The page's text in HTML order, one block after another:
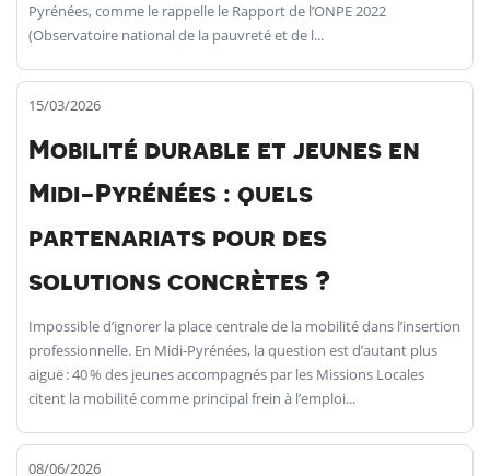
Pyrénées, comme le rappelle le Rapport de l’ONPE 2022
(Observatoire national de la pauvreté et de l...
15/03/2026
Mobilité durable et jeunes en
Midi-Pyrénées : quels
partenariats pour des
solutions concrètes ?
Impossible d’ignorer la place centrale de la mobilité dans l’insertion
professionnelle. En Midi-Pyrénées, la question est d’autant plus
aiguë : 40 % des jeunes accompagnés par les Missions Locales
citent la mobilité comme principal frein à l’emploi...
08/06/2026